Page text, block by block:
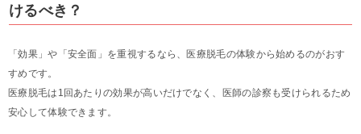
けるべき？
「効果」や「安全面」を重視するなら、医療脱毛の体験から始めるのがおす
すめです。
医療脱毛は1回あたりの効果が高いだけでなく、医師の診察も受けられるため
安心して体験できます。